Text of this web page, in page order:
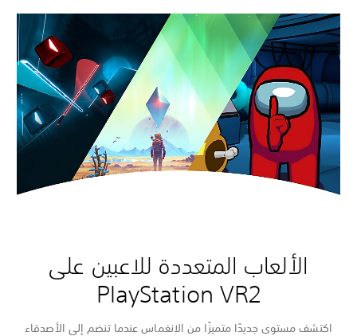
الألعاب المتعددة للاعبين على
PlayStation VR2
اكتشف مستوى جديدًا متميزًا من الانغماس عندما تنضم إلى الأصدقاء